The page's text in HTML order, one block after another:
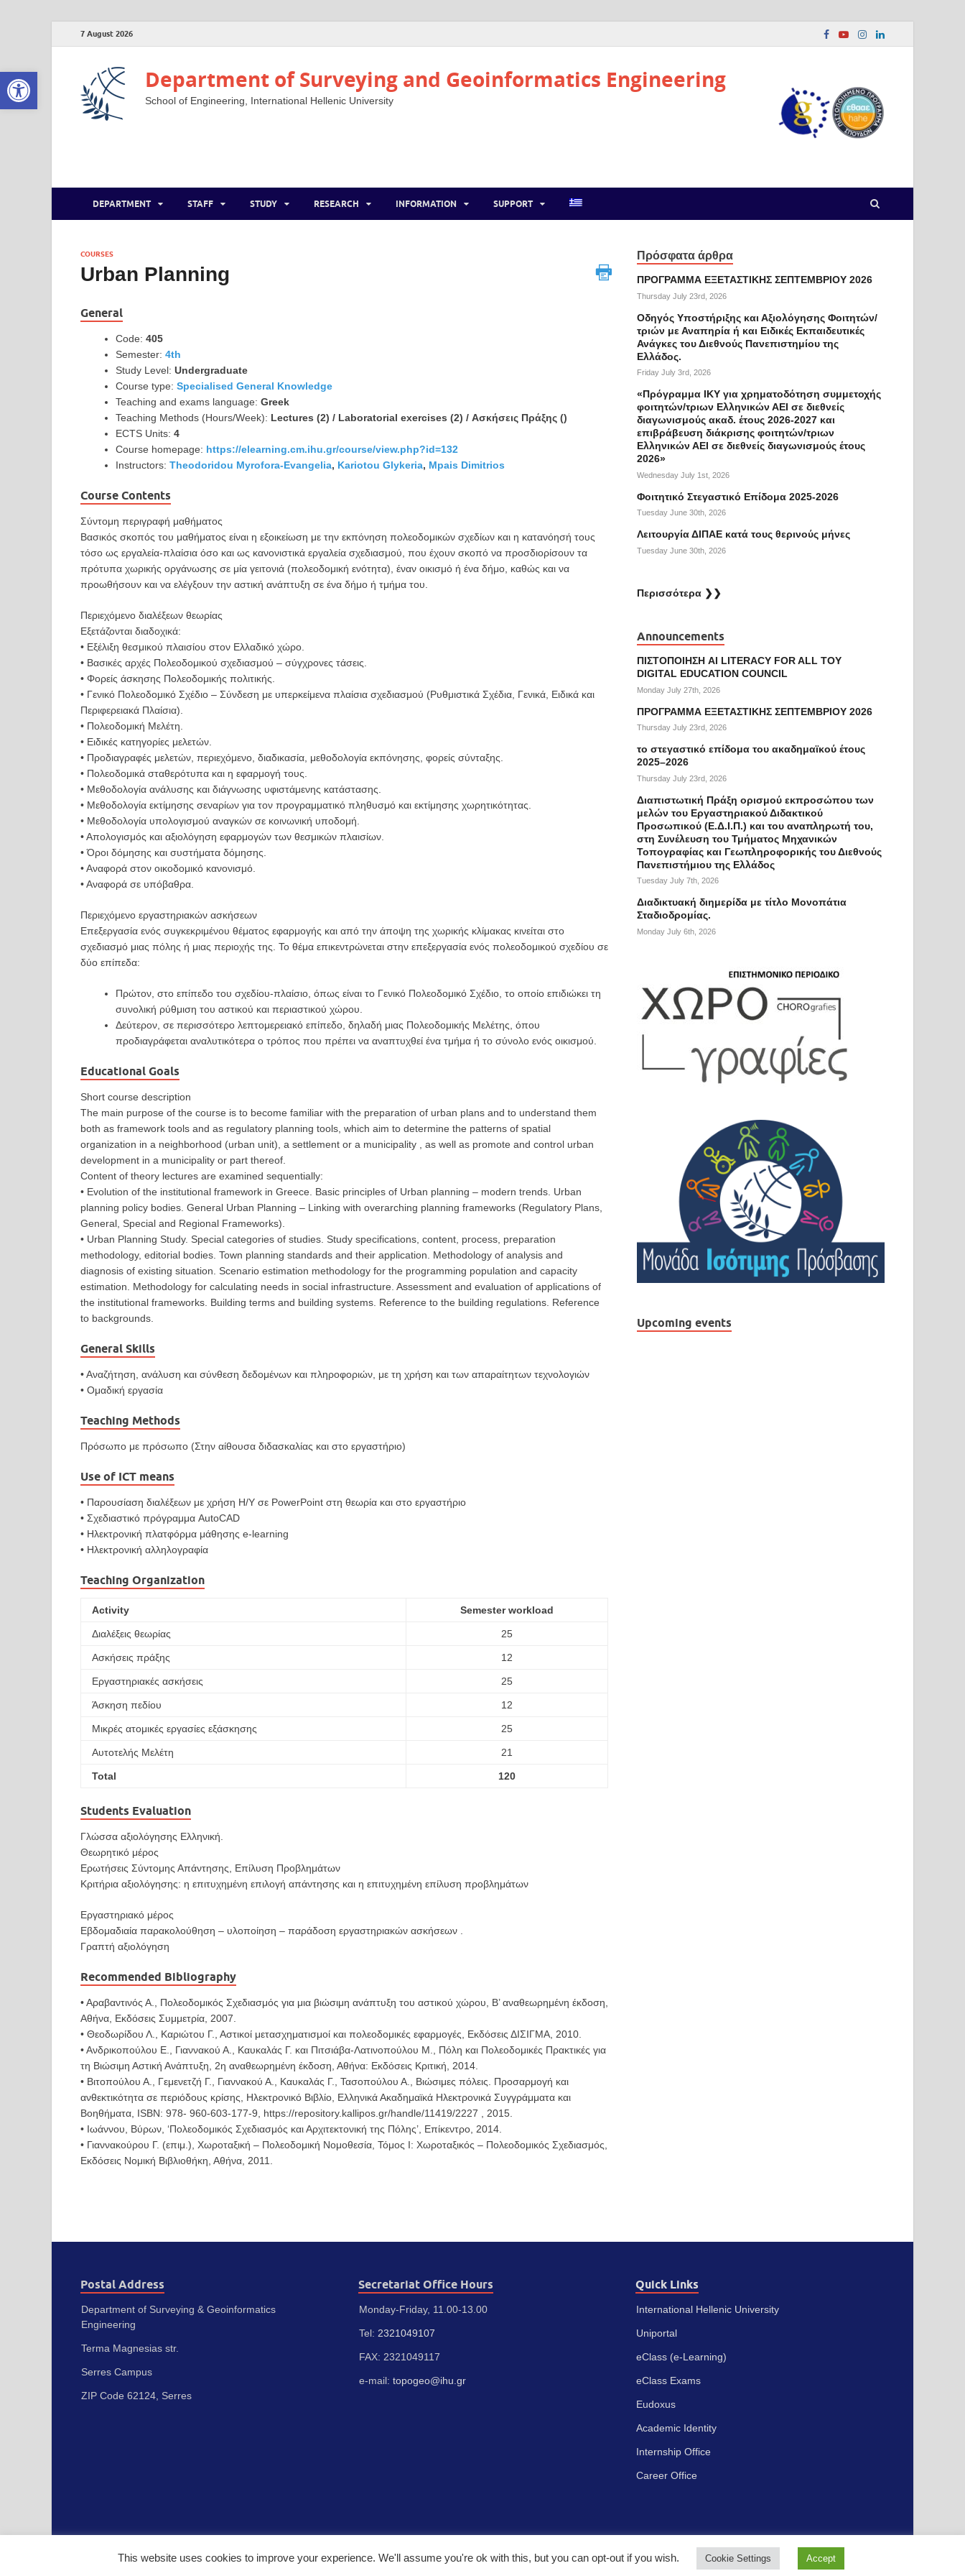
Open toolbar
7 August 2026
Department of Surveying and Geoinformatics Engineering
School of Engineering, International Hellenic University
DEPARTMENT STAFF STUDY RESEARCH INFORMATION SUPPORT
COURSES
Urban Planning
General
Code: 405
Semester: 4th
Study Level: Undergraduate
Course type: Specialised General Knowledge
Teaching and exams language: Greek
Teaching Methods (Hours/Week): Lectures (2) / Laboratorial exercises (2) / Ασκήσεις Πράξης ()
ECTS Units: 4
Course homepage: https://elearning.cm.ihu.gr/course/view.php?id=132
Instructors: Theodoridou Myrofora-Evangelia, Kariotou Glykeria, Mpais Dimitrios
Course Contents
Σύντομη περιγραφή μαθήματος
Βασικός σκοπός του μαθήματος είναι η εξοικείωση με την εκπόνηση πολεοδομικών σχεδίων και η κατανόησή τους
τόσο ως εργαλεία-πλαίσια όσο και ως κανονιστικά εργαλεία σχεδιασμού, που έχουν σκοπό να προσδιορίσουν τα
πρότυπα χωρικής οργάνωσης σε μία γειτονιά (πολεοδομική ενότητα), έναν οικισμό ή ένα δήμο, καθώς και να
προωθήσουν και να ελέγξουν την αστική ανάπτυξη σε ένα δήμο ή τμήμα του.
Περιεχόμενο διαλέξεων θεωρίας
Εξετάζονται διαδοχικά:
• Εξέλιξη θεσμικού πλαισίου στον Ελλαδικό χώρο.
• Βασικές αρχές Πολεοδομικού σχεδιασμού – σύγχρονες τάσεις.
• Φορείς άσκησης Πολεοδομικής πολιτικής.
• Γενικό Πολεοδομικό Σχέδιο – Σύνδεση με υπερκείμενα πλαίσια σχεδιασμού (Ρυθμιστικά Σχέδια, Γενικά, Ειδικά και
Περιφερειακά Πλαίσια).
• Πολεοδομική Μελέτη.
• Ειδικές κατηγορίες μελετών.
• Προδιαγραφές μελετών, περιεχόμενο, διαδικασία, μεθοδολογία εκπόνησης, φορείς σύνταξης.
• Πολεοδομικά σταθερότυπα και η εφαρμογή τους.
• Μεθοδολογία ανάλυσης και διάγνωσης υφιστάμενης κατάστασης.
• Μεθοδολογία εκτίμησης σεναρίων για τον προγραμματικό πληθυσμό και εκτίμησης χωρητικότητας.
• Μεθοδολογία υπολογισμού αναγκών σε κοινωνική υποδομή.
• Απολογισμός και αξιολόγηση εφαρμογών των θεσμικών πλαισίων.
• Όροι δόμησης και συστήματα δόμησης.
• Αναφορά στον οικοδομικό κανονισμό.
• Αναφορά σε υπόβαθρα.
Περιεχόμενο εργαστηριακών ασκήσεων
Επεξεργασία ενός συγκεκριμένου θέματος εφαρμογής και από την άποψη της χωρικής κλίμακας κινείται στο
σχεδιασμό μιας πόλης ή μιας περιοχής της. Το θέμα επικεντρώνεται στην επεξεργασία ενός πολεοδομικού σχεδίου σε
δύο επίπεδα:
Πρώτον, στο επίπεδο του σχεδίου-πλαίσιο, όπως είναι το Γενικό Πολεοδομικό Σχέδιο, το οποίο επιδιώκει τη
συνολική ρύθμιση του αστικού και περιαστικού χώρου.
Δεύτερον, σε περισσότερο λεπτομερειακό επίπεδο, δηλαδή μιας Πολεοδομικής Μελέτης, όπου
προδιαγράφεται αναλυτικότερα ο τρόπος που πρέπει να αναπτυχθεί ένα τμήμα ή το σύνολο ενός οικισμού.
Educational Goals
Short course description
The main purpose of the course is to become familiar with the preparation of urban plans and to understand them
both as framework tools and as regulatory planning tools, which aim to determine the patterns of spatial
organization in a neighborhood (urban unit), a settlement or a municipality , as well as promote and control urban
development in a municipality or part thereof.
Content of theory lectures are examined sequentially:
• Evolution of the institutional framework in Greece. Basic principles of Urban planning – modern trends. Urban
planning policy bodies. General Urban Planning – Linking with overarching planning frameworks (Regulatory Plans,
General, Special and Regional Frameworks).
• Urban Planning Study. Special categories of studies. Study specifications, content, process, preparation
methodology, editorial bodies. Town planning standards and their application. Methodology of analysis and
diagnosis of existing situation. Scenario estimation methodology for the programming population and capacity
estimation. Methodology for calculating needs in social infrastructure. Assessment and evaluation of applications of
the institutional frameworks. Building terms and building systems. Reference to the building regulations. Reference
to backgrounds.
General Skills
• Αναζήτηση, ανάλυση και σύνθεση δεδομένων και πληροφοριών, με τη χρήση και των απαραίτητων τεχνολογιών
• Ομαδική εργασία
Teaching Methods
Πρόσωπο με πρόσωπο (Στην αίθουσα διδασκαλίας και στο εργαστήριο)
Use of ICT means
• Παρουσίαση διαλέξεων με χρήση Η/Υ σε PowerPoint στη θεωρία και στο εργαστήριο
• Σχεδιαστικό πρόγραμμα AutoCAD
• Ηλεκτρονική πλατφόρμα μάθησης e-learning
• Ηλεκτρονική αλληλογραφία
Teaching Organization
Activity Semester workload
Διαλέξεις θεωρίας 25
Ασκήσεις πράξης 12
Εργαστηριακές ασκήσεις 25
Άσκηση πεδίου 12
Μικρές ατομικές εργασίες εξάσκησης 25
Αυτοτελής Μελέτη 21
Total 120
Students Evaluation
Γλώσσα αξιολόγησης Ελληνική.
Θεωρητικό μέρος
Ερωτήσεις Σύντομης Απάντησης, Επίλυση Προβλημάτων
Κριτήρια αξιολόγησης: η επιτυχημένη επιλογή απάντησης και η επιτυχημένη επίλυση προβλημάτων
Εργαστηριακό μέρος
Εβδομαδιαία παρακολούθηση – υλοποίηση – παράδοση εργαστηριακών ασκήσεων .
Γραπτή αξιολόγηση
Recommended Bibliography
• Αραβαντινός Α., Πολεοδομικός Σχεδιασμός για μια βιώσιμη ανάπτυξη του αστικού χώρου, Β’ αναθεωρημένη έκδοση,
Αθήνα, Εκδόσεις Συμμετρία, 2007.
• Θεοδωρίδου Λ., Καριώτου Γ., Αστικοί μετασχηματισμοί και πολεοδομικές εφαρμογές, Εκδόσεις ΔΙΣΙΓΜΑ, 2010.
• Ανδρικοπούλου Ε., Γιαννακού Α., Καυκαλάς Γ. και Πιτσιάβα-Λατινοπούλου Μ., Πόλη και Πολεοδομικές Πρακτικές για
τη Βιώσιμη Αστική Ανάπτυξη, 2η αναθεωρημένη έκδοση, Αθήνα: Εκδόσεις Κριτική, 2014.
• Βιτοπούλου Α., Γεμενετζή Γ., Γιαννακού Α., Καυκαλάς Γ., Τασοπούλου Α., Βιώσιμες πόλεις. Προσαρμογή και
ανθεκτικότητα σε περιόδους κρίσης, Ηλεκτρονικό Βιβλίο, Ελληνικά Ακαδημαϊκά Ηλεκτρονικά Συγγράμματα και
Βοηθήματα, ISBN: 978- 960-603-177-9, https://repository.kallipos.gr/handle/11419/2227 , 2015.
• Ιωάννου, Βύρων, ‘Πολεοδομικός Σχεδιασμός και Αρχιτεκτονική της Πόλης’, Επίκεντρο, 2014.
• Γιαννακούρου Γ. (επιμ.), Χωροταξική – Πολεοδομική Νομοθεσία, Τόμος Ι: Χωροταξικός – Πολεοδομικός Σχεδιασμός,
Εκδόσεις Νομική Βιβλιοθήκη, Αθήνα, 2011.
Πρόσφατα άρθρα
ΠΡΟΓΡΑΜΜΑ ΕΞΕΤΑΣΤΙΚΗΣ ΣΕΠΤΕΜΒΡΙΟΥ 2026
Thursday July 23rd, 2026
Οδηγός Υποστήριξης και Αξιολόγησης Φοιτητών/
τριών με Αναπηρία ή και Ειδικές Εκπαιδευτικές
Ανάγκες του Διεθνούς Πανεπιστημίου της
Ελλάδος.
Friday July 3rd, 2026
«Πρόγραμμα ΙΚΥ για χρηματοδότηση συμμετοχής
φοιτητών/τριων Ελληνικών ΑΕΙ σε διεθνείς
διαγωνισμούς ακαδ. έτους 2026-2027 και
επιβράβευση διάκρισης φοιτητών/τριων
Ελληνικών ΑΕΙ σε διεθνείς διαγωνισμούς έτους
2026»
Wednesday July 1st, 2026
Φοιτητικό Στεγαστικό Επίδομα 2025-2026
Tuesday June 30th, 2026
Λειτουργία ΔΙΠΑΕ κατά τους θερινούς μήνες
Tuesday June 30th, 2026
Περισσότερα ❯❯
Announcements
ΠΙΣΤΟΠΟΙΗΣΗ AI LITERACY FOR ALL ΤΟΥ
DIGITAL EDUCATION COUNCIL
Monday July 27th, 2026
ΠΡΟΓΡΑΜΜΑ ΕΞΕΤΑΣΤΙΚΗΣ ΣΕΠΤΕΜΒΡΙΟΥ 2026
Thursday July 23rd, 2026
το στεγαστικό επίδομα του ακαδημαϊκού έτους
2025–2026
Thursday July 23rd, 2026
Διαπιστωτική Πράξη ορισμού εκπροσώπου των
μελών του Εργαστηριακού Διδακτικού
Προσωπικού (Ε.Δ.Ι.Π.) και του αναπληρωτή του,
στη Συνέλευση του Τμήματος Μηχανικών
Τοπογραφίας και Γεωπληροφορικής του Διεθνούς
Πανεπιστήμιου της Ελλάδος
Tuesday July 7th, 2026
Διαδικτυακή διημερίδα με τίτλο Μονοπάτια
Σταδιοδρομίας.
Monday July 6th, 2026
Upcoming events
Postal Address
Department of Surveying & Geoinformatics
Engineering
Terma Magnesias str.
Serres Campus
ZIP Code 62124, Serres
Secretariat Office Hours
Monday-Friday, 11.00-13.00
Tel: 2321049107
FAX: 2321049117
e-mail: topogeo@ihu.gr
Quick Links
International Hellenic University
Uniportal
eClass (e-Learning)
eClass Exams
Eudoxus
Academic Identity
Internship Office
Career Office
Πνευματικά δικαιώματα © 2023 - Διεθνές Πανεπιστήμιο της Ελλάδος
This website uses cookies to improve your experience. We'll assume you're ok with this, but you can opt-out if you wish. Cookie Settings Accept